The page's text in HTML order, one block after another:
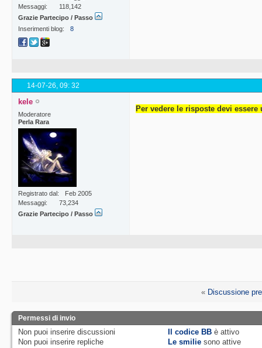
Messaggi
118,142
Grazie Partecipo / Passo
Inserimenti blog
8
14-07-26, 09: 32
kele
Moderatore
Perla Rara
Registrato dal
Feb 2005
Messaggi
73,234
Grazie Partecipo / Passo
Per vedere le risposte devi
« Discussione
Permessi di invio
Non puoi inserire discussioni
Non puoi inserire repliche
Il codice BB èattivo
Le smilie sono attive